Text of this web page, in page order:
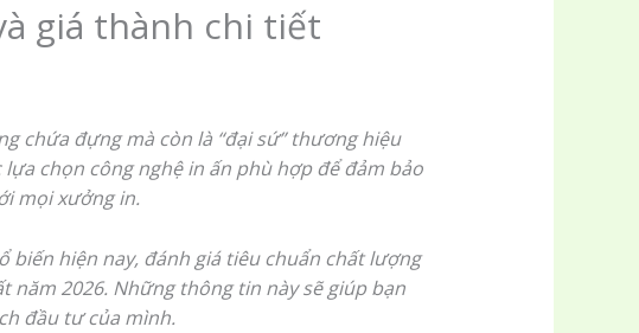
giá thành chi tiết
chứa đựng mà còn là “đại sứ” thương hiệu
chọn công nghệ in ấn phù hợp để đảm bảo
mọi xưởng in.
biến hiện nay, đánh giá tiêu chuẩn chất lượng
2026. Những thông tin này sẽ giúp bạn
đầu tư của mình.